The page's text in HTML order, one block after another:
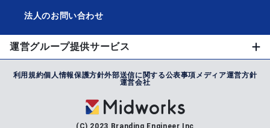
法人のお問い合わせ
運営グループ提供サービス
利用規約個人情報保護方針外部送信に関する公表事項メディア運営方針
運営会社
(C) 2023 Branding Engineer Inc